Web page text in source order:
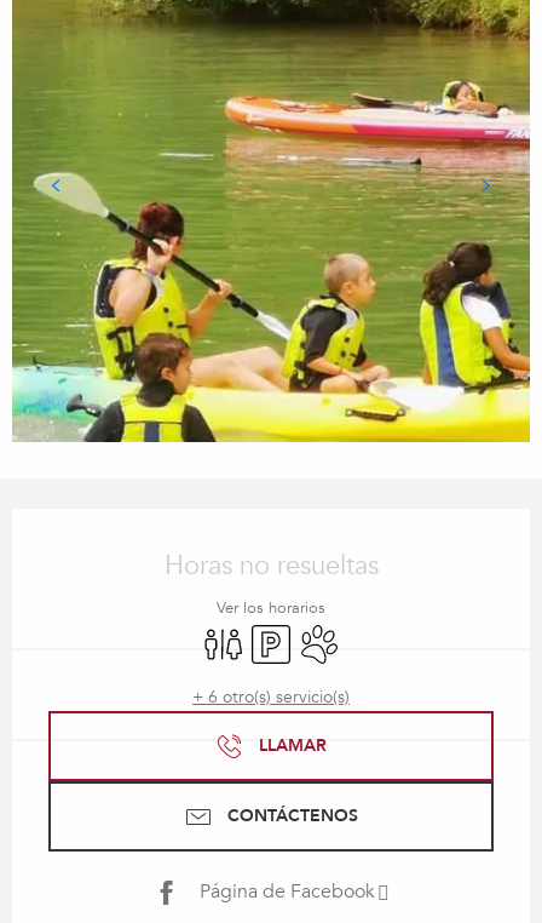
Horas no resueltas
Ver los horarios
Aseos AparcamientoSe aceptan animales
+ 6 otro(s) servicio(s)
LLAMAR
CONTÁCTENOS
Página de Facebook